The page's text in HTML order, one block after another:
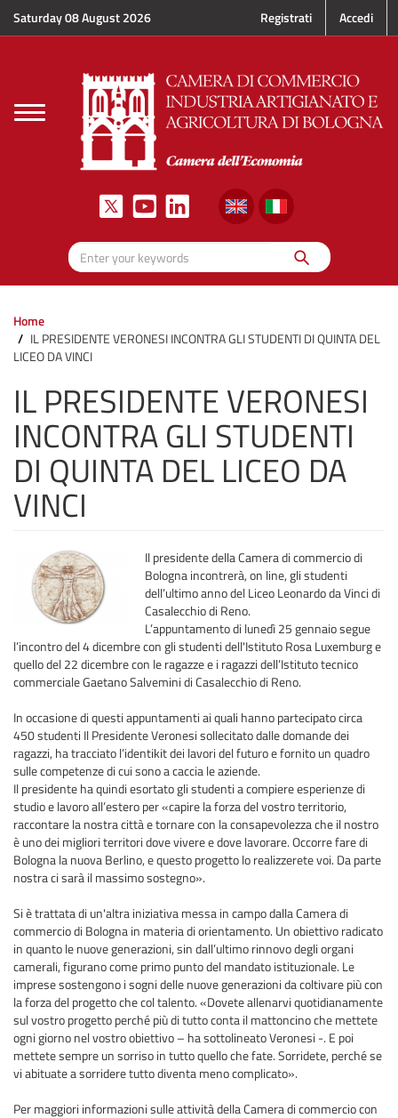
Saturday 08 August 2026 Registrati Accedi
Toggle
navigation
Enter your keywords
Search
Home
IL PRESIDENTE VERONESI INCONTRA GLI STUDENTI DI QUINTA DEL
LICEO DA VINCI
IL PRESIDENTE VERONESI
INCONTRA GLI STUDENTI
DI QUINTA DEL LICEO DA
VINCI
Il presidente della Camera di commercio di
Bologna incontrerà, on line, gli studenti
dell’ultimo anno del Liceo Leonardo da Vinci di
Casalecchio di Reno.
L’appuntamento di lunedì 25 gennaio segue
l’incontro del 4 dicembre con gli studenti dell'Istituto Rosa Luxemburg e
quello del 22 dicembre con le ragazze e i ragazzi dell’Istituto tecnico
commerciale Gaetano Salvemini di Casalecchio di Reno.
In occasione di questi appuntamenti ai quali hanno partecipato circa
450 studenti Il Presidente Veronesi sollecitato dalle domande dei
ragazzi, ha tracciato l’identikit dei lavori del futuro e fornito un quadro
sulle competenze di cui sono a caccia le aziende.
Il presidente ha quindi esortato gli studenti a compiere esperienze di
studio e lavoro all’estero per «capire la forza del vostro territorio,
raccontare la nostra città e tornare con la consapevolezza che il nostro
è uno dei migliori territori dove vivere e dove lavorare. Occorre fare di
Bologna la nuova Berlino, e questo progetto lo realizzerete voi. Da parte
nostra ci sarà il massimo sostegno».
Si è trattata di un'altra iniziativa messa in campo dalla Camera di
commercio di Bologna in materia di orientamento. Un obiettivo radicato
in quanto le nuove generazioni, sin dall’ultimo rinnovo degli organi
camerali, figurano come primo punto del mandato istituzionale. Le
imprese sostengono i sogni delle nuove generazioni da coltivare più con
la forza del progetto che col talento. «Dovete allenarvi quotidianamente
sul vostro progetto perché più di tutto conta il mattoncino che mettete
ogni giorno nel vostro obiettivo – ha sottolineato Veronesi -. E poi
mettete sempre un sorriso in tutto quello che fate. Sorridete, perché se
vi abituate a sorridere tutto diventa meno complicato».
Per maggiori informazioni sulle attività della Camera di commercio con